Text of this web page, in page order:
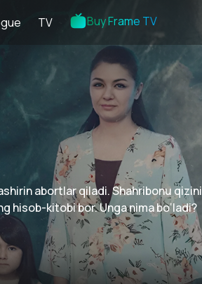
TV Buy Frame TV
abortlar qiladi. Shahribonu qizini
hisob-kitobi bor. Unga nima bo‘ladi?